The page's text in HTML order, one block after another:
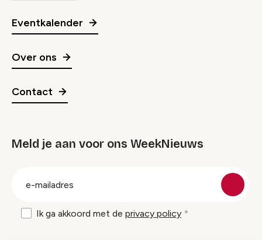
Eventkalender
Over ons
Contact
Meld je aan voor ons WeekNieuws
Ik ga akkoord met de privacy policy